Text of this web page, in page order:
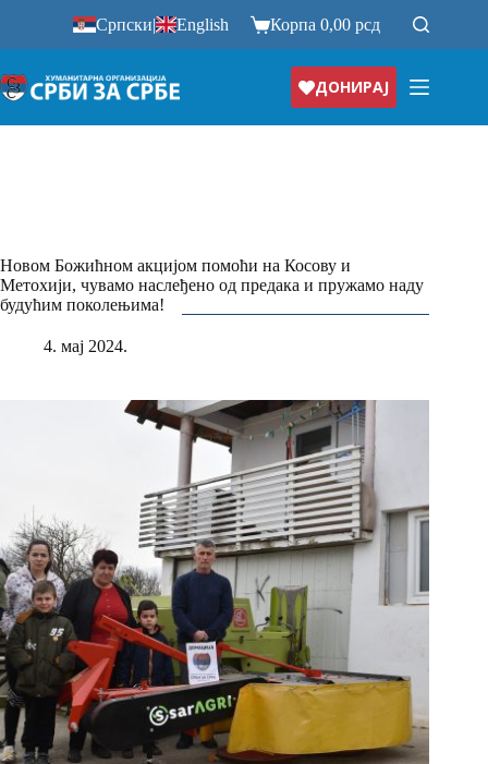
Српски| English Корпа0,00рсд
ДОНИРАЈ
Новом Божићном акцијом помоћи на Косову и
Метохији, чувамо наслеђено од предака и пружамо наду
будућим поколењима!
4. мај 2024.